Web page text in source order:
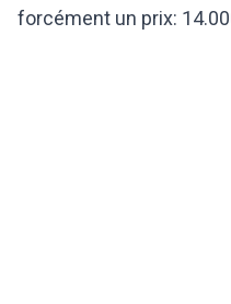
forcément un prix: